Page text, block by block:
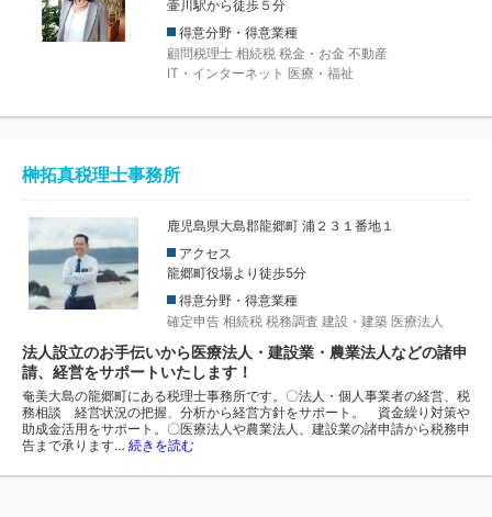
壷川駅から徒歩５分
得意分野・得意業種
顧問税理士 相続税 税金・お金 不動産
IT・インターネット 医療・福祉
榊拓真税理士事務所
鹿児島県大島郡龍郷町 浦２３１番地１
アクセス
龍郷町役場より徒歩5分
得意分野・得意業種
確定申告 相続税 税務調査 建設・建築 医療法人
法人設立のお手伝いから医療法人・建設業・農業法人などの諸申
請、経営をサポートいたします！
奄美大島の龍郷町にある税理士事務所です。〇法人・個人事業者の経営、税
務相談 経営状況の把握、分析から経営方針をサポート。 資金繰り対策や
助成金活用をサポート。〇医療法人や農業法人、建設業の諸申請から税務申
告まで承ります… 続きを読む